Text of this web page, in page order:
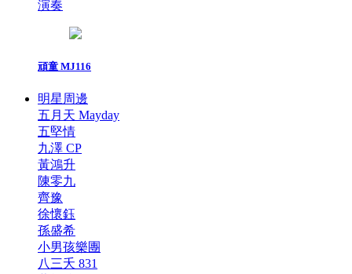
演奏
頑童 MJ116
明星周邊
五月天 Mayday
五堅情
九澤 CP
黃鴻升
陳零九
齊豫
徐懷鈺
孫盛希
小男孩樂團
八三夭 831